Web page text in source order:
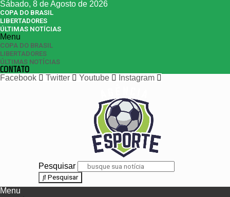
Sábado, 8 de Agosto de 2026
COPA DO BRASIL
LIBERTADORES
ÚLTIMAS NOTÍCIAS
Menu
COPA DO BRASIL
LIBERTADORES
ÚLTIMAS NOTÍCIAS
CONTATO
Facebook
Twitter Youtube Instagram
Pesquisar
Pesquisar
Menu